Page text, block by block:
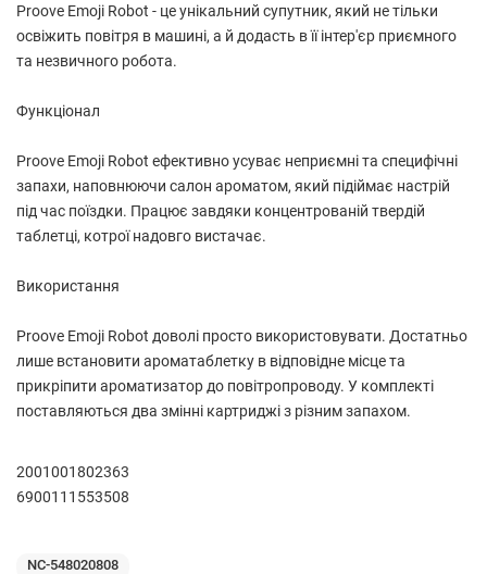
Proove Emoji Robot - це унікальний супутник, який не тільки
освіжить повітря в машині, а й додасть в її інтер'єр приємного
та незвичного робота.
Функціонал
Proove Emoji Robot ефективно усуває неприємні та специфічні
запахи, наповнюючи салон ароматом, який підіймає настрій
під час поїздки. Працює завдяки концентрованій твердій
таблетці, котрої надовго вистачає.
Використання
Proove Emoji Robot доволі просто використовувати. Достатньо
лише встановити ароматаблетку в відповідне місце та
прикріпити ароматизатор до повітропроводу. У комплекті
поставляються два змінні картриджі з різним запахом.
2001001802363
6900111553508
NC-548020808